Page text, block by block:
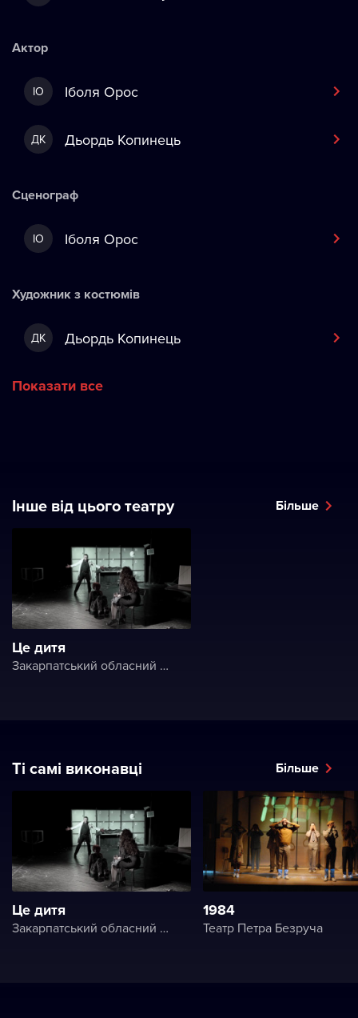
Актор
ІО Іболя Орос
ДК Дьордь Копинець
Сценограф
ІО Іболя Орос
Художник з костюмів
ДК Дьордь Копинець
Показати все
Інше від цього театру Більше
Це дитя
Закарпатський обласний угорський драматичний театр
Ті самі виконавці Більше
Це дитя
Закарпатський обласний угорський драматичний театр
1984
Театр Петра Безруча